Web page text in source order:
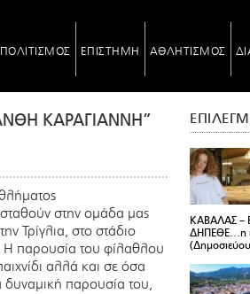
ΠΟΛΙΤΙΣΜΟΣ ΕΠΙΣΤΗΜΗ ΑΘΛΗΤΙΣΜΟΣ
ΚΑΡΑΓΙΑΝΝΗ”
στην ομάδα μας
Τρίγλια, στο στάδιο
Η παρουσία του φίλαθλου
αλλά και σε όσα
παρουσία του,
ΚΑΒΑΛΑΣ –
ΔΗΠΕΘΕ…η